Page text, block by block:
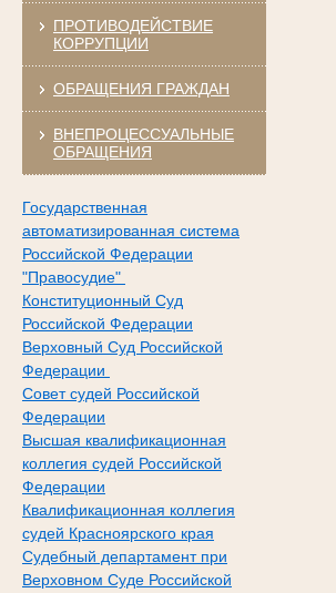
ПРОТИВОДЕЙСТВИЕ
КОРРУПЦИИ
ОБРАЩЕНИЯ ГРАЖДАН
ВНЕПРОЦЕССУАЛЬНЫЕ
ОБРАЩЕНИЯ
Государственная
автоматизированная система
Российской Федерации
"Правосудие"
Конституционный Суд
Российской Федерации
Верховный Суд Российской
Федерации
Совет судей Российской
Федерации
Высшая квалификационная
коллегия судей Российской
Федерации
Квалификационная коллегия
судей Красноярского края
Судебный департамент при
Верховном Суде Российской